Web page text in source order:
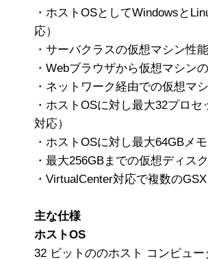
・ホストOSとしてWindowsと
応）
・サーバクラスの仮想マシン性能
・Webブラウザから仮想マシン
・ネットワーク経由での仮想マ
・ホストOSに対し最大32プロ
対応）
・ホストOSに対し最大64GBメ
・最大256GBまでの仮想ディスク
・VirtualCenter対応で複数の
主な仕様
ホストOS
32 ビットののホスト コンピュ